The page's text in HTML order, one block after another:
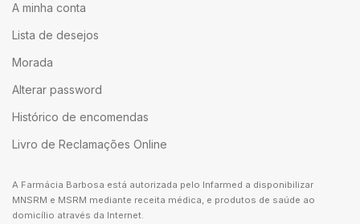
A minha conta
Lista de desejos
Morada
Alterar password
Histórico de encomendas
Livro de Reclamações Online
A Farmácia Barbosa está autorizada pelo Infarmed a disponibilizar
MNSRM e MSRM mediante receita médica, e produtos de saúde ao
domicílio através da Internet.